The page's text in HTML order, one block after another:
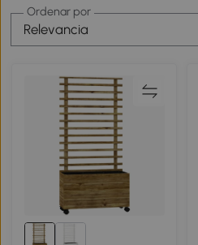
Ordenar por
Relevancia